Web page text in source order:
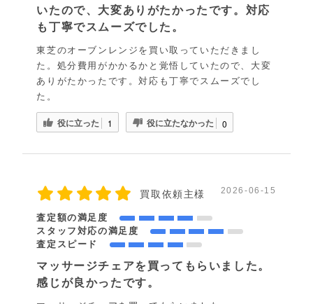
いたので、大変ありがたかったです。対応
も丁寧でスムーズでした。
東芝のオーブンレンジを買い取っていただきまし
た。処分費用がかかるかと覚悟していたので、大変
ありがたかったです。対応も丁寧でスムーズでし
た。
役に立った 1 役に立たなかった 0
買取依頼主様 2026-06-15
査定額の満足度
スタッフ対応の満足度
査定スピード
マッサージチェアを買ってもらいました。
感じが良かったです。